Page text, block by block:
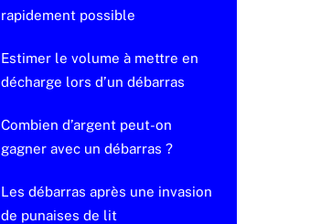
rapidement possible
Estimer le volume à mettre en
décharge lors d’un débarras
Combien d’argent peut-on
gagner avec un débarras ?
Les débarras après une invasion
de punaises de lit